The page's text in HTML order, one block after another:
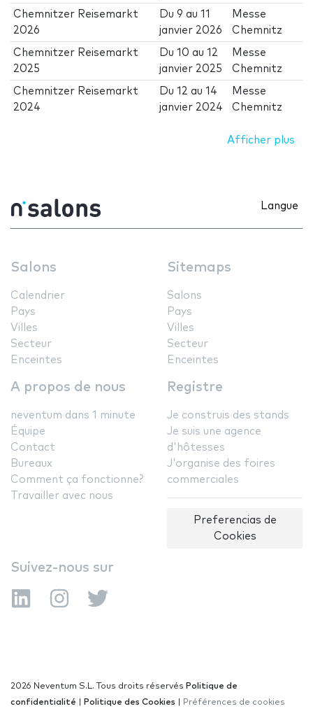
Chemnitzer Reisemarkt
2026
Du9 au11
janvier 2026
Messe
Chemnitz
Chemnitzer Reisemarkt
2025
Du10 au12
janvier 2025
Messe
Chemnitz
Chemnitzer Reisemarkt
2024
Du12 au14
janvier 2024
Messe
Chemnitz
Afficher plus
Langue
Salons
Calendrier
Pays
Villes
Secteur
Enceintes
Sitemaps
Salons
Pays
Villes
Secteur
Enceintes
A propos de nous
neventum dans 1 minute
Équipe
Contact
Bureaux
Comment ça fonctionne?
Travailler avec nous
Registre
Je construis des stands
Je suis une agence
d'hôtesses
J'organise des foires
commerciales
Preferencias de
Cookies
Suivez-nous sur
2026 Neventum S.L. Tous droits réservés Politique de
confidentialité
Politique des Cookies Préférences de cookies